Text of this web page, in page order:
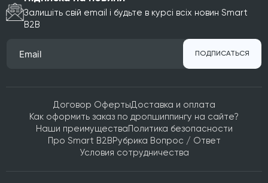
Залишіть свій email і будьте в курсі всіх новин Smart
B2B
ПОДПИСАТЬСЯ
Договор ОфертыДоставка и оплата
Как оформить заказ по дропшиппингу на сайте?
Наши преимущества Политика безопасности
Про Smart B2B Рубрика Вопрос / Ответ
Условия сотрудничества